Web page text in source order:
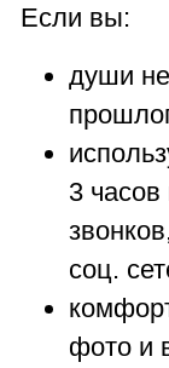
Если вы:
души
3 часов
соц.
фото и